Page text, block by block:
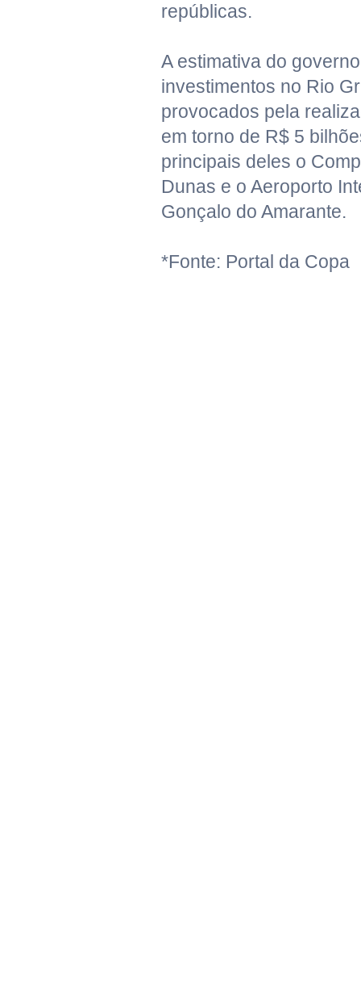
repúblicas.
A estimativa do
investimentos no Rio
provocados pela
em torno de R$ 5
principais deles o
Dunas e o Aeroporto
Gonçalo do Amarante.
*Fonte: Portal da Copa